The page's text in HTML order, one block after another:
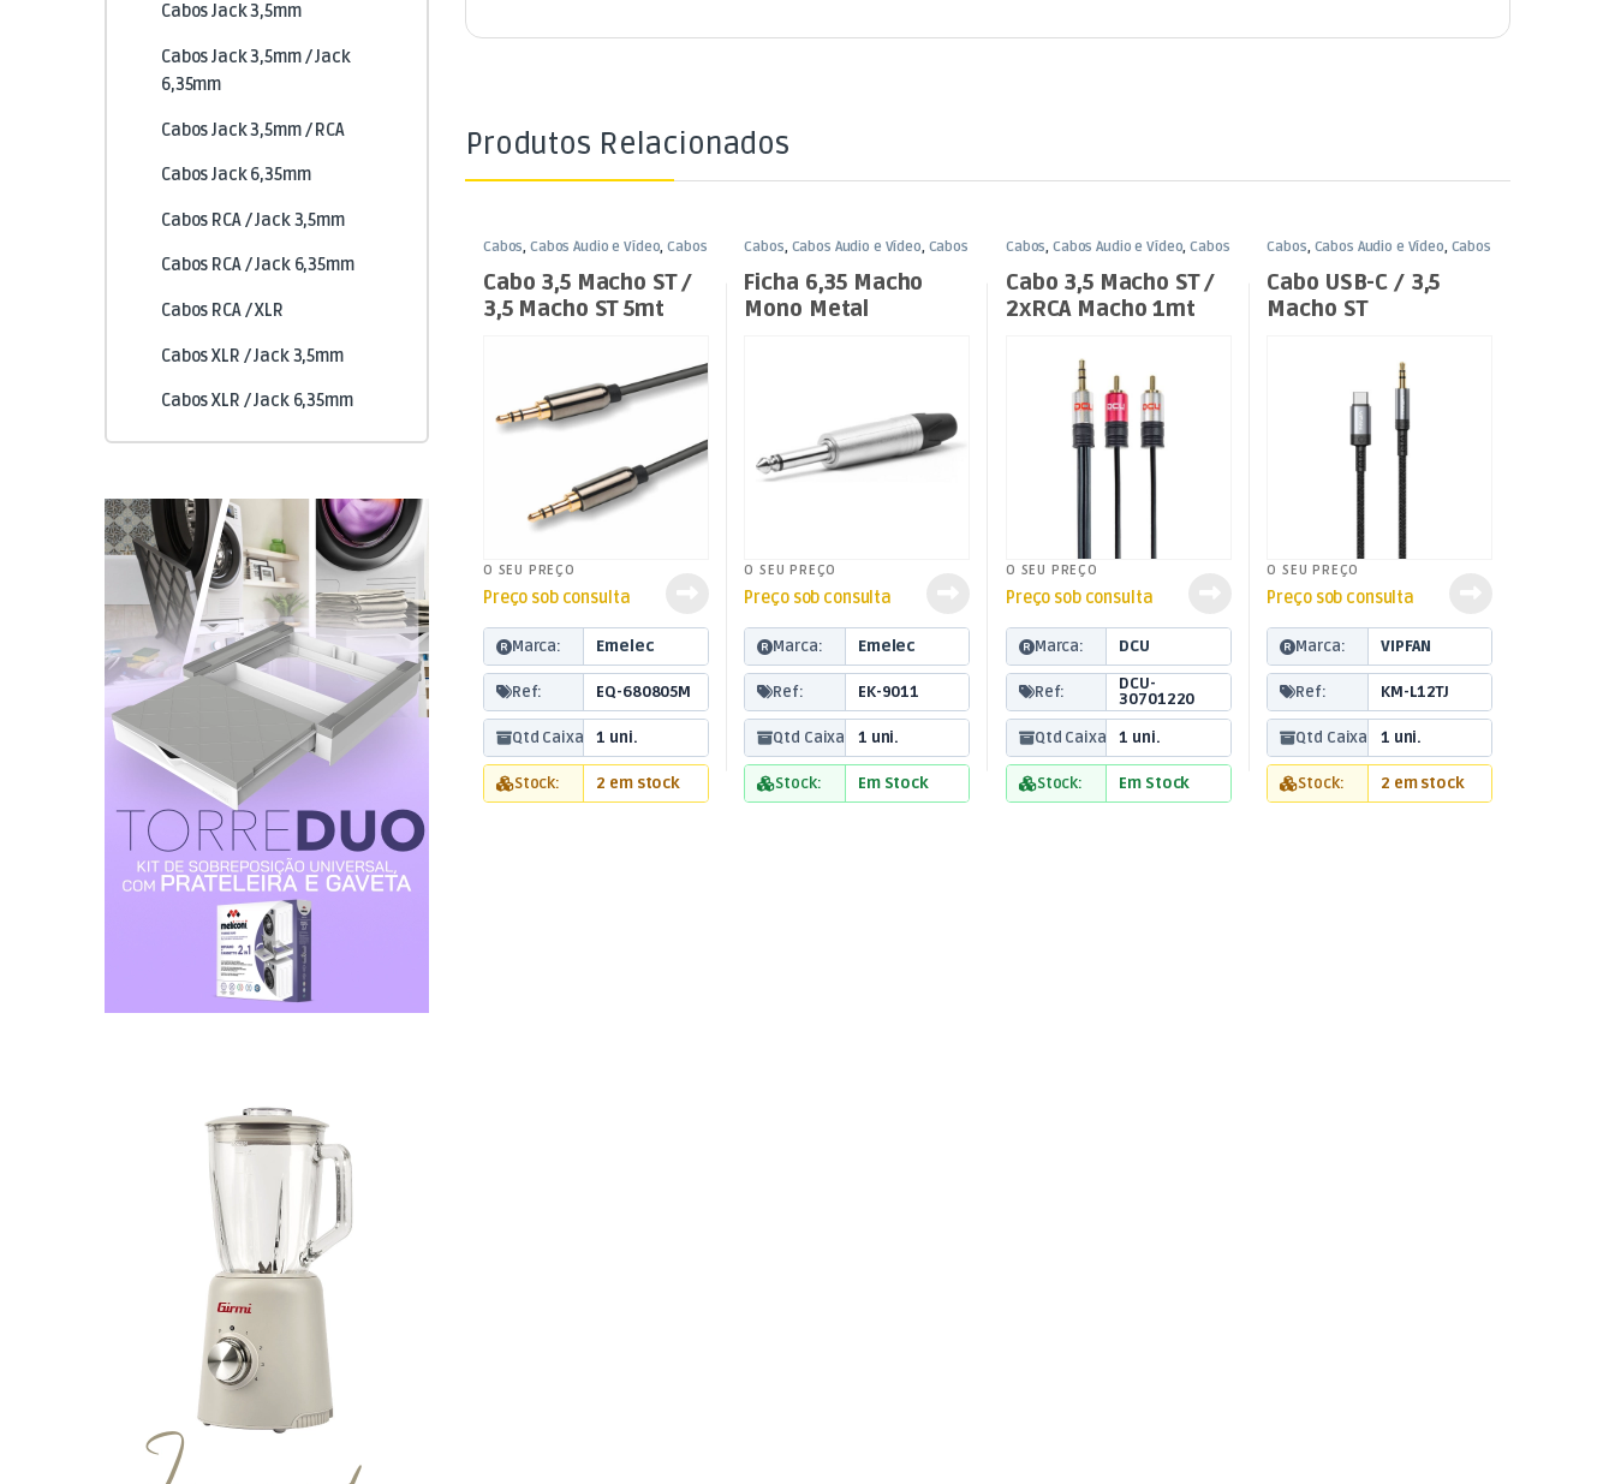
Produtos Relacionados
Cabos,Cabos Áudio e Vídeo,Cabos
Cabo 3,5 Macho ST /
3,5 Macho ST 5mt
O SEU PREÇO
Preço sob consulta
Marca: Emelec
Ref: EQ-680805M
Qtd Caixa: 1 uni.
Stock: 2 em stock
Cabos, Cabos Áudio e Vídeo, Cabos
Ficha 6,35 Macho
Mono Metal
O SEU PREÇO
Preço sob consulta
Marca: Emelec
Ref: EK-9011
Qtd Caixa: 1 uni.
Stock: Em Stock
Cabos,Cabos Áudio e Vídeo,Cabos
Cabo 3,5 Macho ST /
2xRCA Macho 1mt
O SEU PREÇO
Preço sob consulta
Marca: DCU
Ref:
DCU-
30701220
Qtd Caixa:
1 uni.
Stock: Em Stock
Cabos, Cabos Áudio e Vídeo, Cabos
Cabo USB-C / 3,5
Macho ST
O SEU PREÇO
Preço sob consulta
Marca: VIPFAN
Ref: KM-L12TJ
Qtd Caixa: 1 uni.
Stock: 2 em stock
Cabos Jack 3,5mm
Cabos Jack 3,5mm / Jack
6,35mm
Cabos Jack 3,5mm / RCA
Cabos Jack 6,35mm
Cabos RCA / Jack 3,5mm
Cabos RCA / Jack 6,35mm
Cabos RCA / XLR
Cabos XLR / Jack 3,5mm
Cabos XLR / Jack 6,35mm